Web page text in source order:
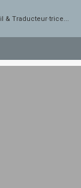
& Traducteur·trice...